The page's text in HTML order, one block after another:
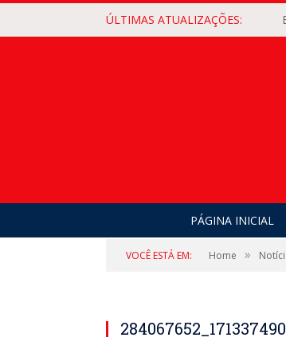
ÚLTIMAS ATUALIZAÇÕES:
PÁGINA INICIAL
VOCÊ ESTÁ EM: Home »